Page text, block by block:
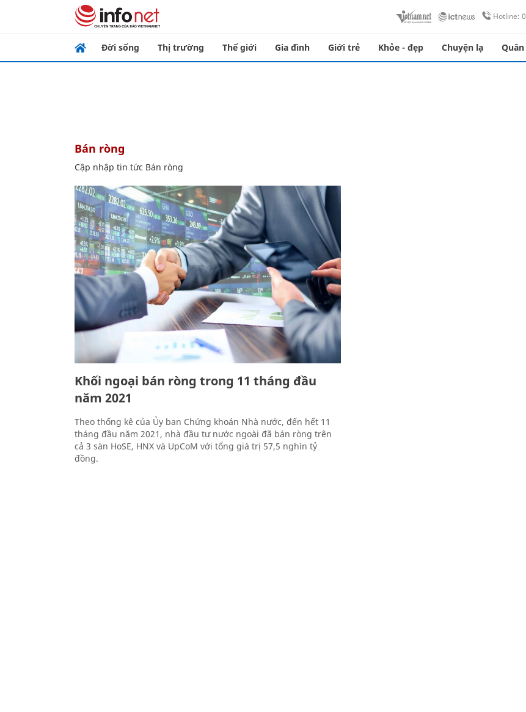
Hotline:
Đời sống Thị trường Thế giới Gia đình Giới trẻ Khỏe - đẹp Chuyện lạ
Bán ròng
Cập nhập tin tức Bán ròng
Khối ngoại bán ròng trong 11 tháng đầu
năm 2021
Theo thống kê của Ủy ban Chứng khoán Nhà nước, đến hết 11
tháng đầu năm 2021, nhà đầu tư nước ngoài đã bán ròng trên
cả 3 sàn HoSE, HNX và UpCoM với tổng giá trị 57,5 nghìn tỷ
đồng.